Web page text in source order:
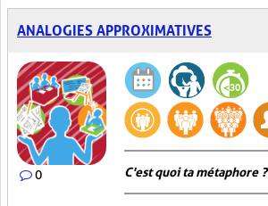
ANALOGIES APPROXIMATIVES
0 C'est quoi ta métaphore ?